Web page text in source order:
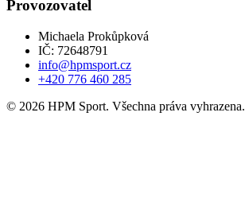
Provozovatel
Michaela Prokůpková
IČ: 72648791
info@hpmsport.cz
+420 776 460 285
© 2026 HPM Sport. Všechna práva vyhrazena.